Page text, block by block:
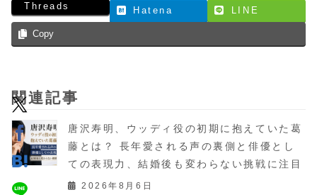
Threads
Hatena LINE
Copy
関連記事
唐沢寿明、ウッディ役の初期に抱えていた葛
藤とは？ 長年愛される声の裏側と俳優とし
ての表現力、結婚後も変わらない挑戦に注目
2026年8月6日